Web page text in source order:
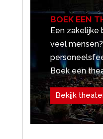
BOEK EEN
Een
veel
Boek een
Bekijk